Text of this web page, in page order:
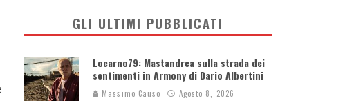
GLI ULTIMI PUBBLICATI
Locarno79: Mastandrea sulla strada dei
sentimenti in Armony di Dario Albertini
Massimo Causo Agosto 8, 2026